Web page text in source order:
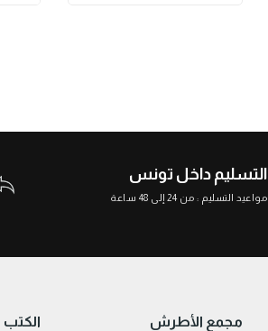
التسليم داخل تونس
مواعيد التسليم : من 24 إلى 48 ساعة
مجمع الأطرش الكتب